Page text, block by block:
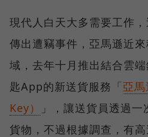
現代人白天大多需要工作
傳出遭竊事件，亞馬遜近
域，去年十月推出結合雲
匙App的新送貨服務「亞
Key）
」，讓送貨員透過
貨物，不過根據調查，有